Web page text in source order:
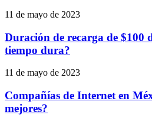
11 de mayo de 2023
Duración de recarga de $100
tiempo dura?
11 de mayo de 2023
Compañías de Internet en
mejores?